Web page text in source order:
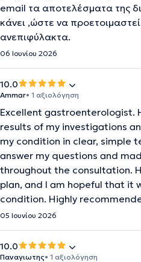
email τα αποτελέσματα της
κάνει ,ώστε να
ανεπιφύλακτα.
06 Ιουνίου 2026
10.0
Ammar• 1 αξιολόγηση
Excellent gastroenterologist.
results of my investigations
my condition in clear, simple
answer my questions and
throughout the consultation.
plan, and I am hopeful that it
condition. Highly
05 Ιουνίου 2026
10.0
Παναγιωτης• 1 αξιολόγηση